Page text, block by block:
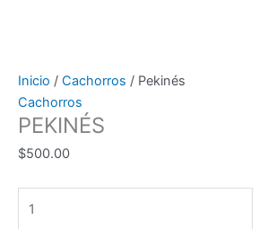
Inicio / Cachorros / Pekinés
Cachorros
PEKINÉS
$500.00
cantidad